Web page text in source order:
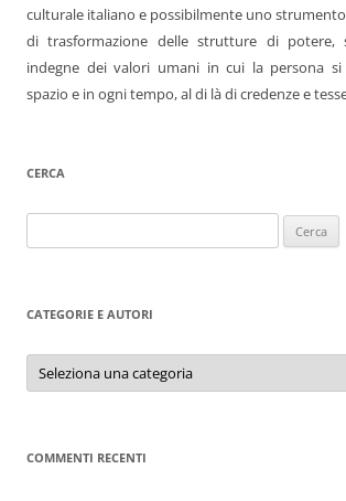
culturale italiano e possibilmente uno
di trasformazione delle strutture di potere,
indegne dei valori umani in cui la persona
spazio e in ogni tempo, al di là di credenze e
CERCA
per:
CATEGORIE E AUTORI
Categorie
autori
COMMENTI RECENTI